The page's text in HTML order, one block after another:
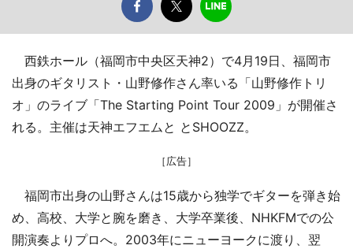
西鉄ホール（福岡市中央区天神2）で4月19日、福岡市
出身のギタリスト・山野修作さん率いる「山野修作トリ
オ」のライブ「The Starting Point Tour 2009」が開催さ
れる。主催は天神エフエムと とSHOOZZ。
［広告］
福岡市出身の山野さんは15歳から独学でギターを弾き始
め、高校、大学と腕を磨き、大学卒業後、NHKFMでの公
開演奏よりプロへ。2003年にニューヨークに渡り、翌